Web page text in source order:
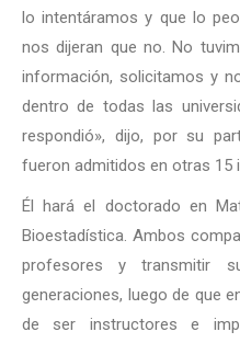
lo intentáramos y que lo
nos dijeran que no. No
información, solicitamos y
dentro de todas las
respondió», dijo, por su
fueron admitidos en otras 15
Él hará el doctorado en
Bioestadística. Ambos
profesores y transmitir
generaciones, luego de que
de ser instructores e